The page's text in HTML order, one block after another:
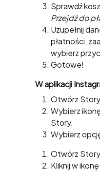
Sprawdź
Przejdź do
Uzupełnij
płatności,
wybierz
Gotowe!
Jak skopiować
Instagram?
W aplikacji
Otwórz
Wybierz
Story.
Wybierz
W przeglądarce
Otwórz
Kliknij w